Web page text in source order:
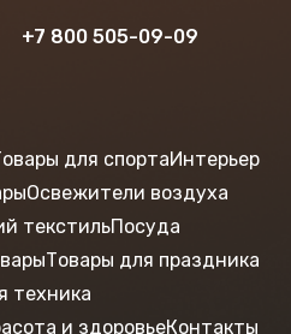
+7 800 505-09-09
для спортаИнтерьер
Освежители воздуха
текстильПосуда
Товары для праздника
техника
и здоровьеКонтакты